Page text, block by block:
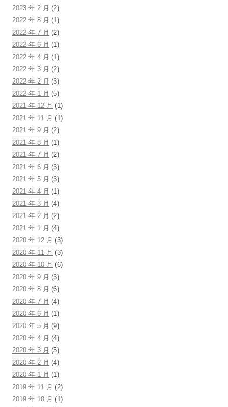
2023 年 2 月 (2)
2022 年 8 月 (1)
2022 年 7 月 (2)
2022 年 6 月 (1)
2022 年 4 月 (1)
2022 年 3 月 (2)
2022 年 2 月 (3)
2022 年 1 月 (5)
2021 年 12 月 (1)
2021 年 11 月 (1)
2021 年 9 月 (2)
2021 年 8 月 (1)
2021 年 7 月 (2)
2021 年 6 月 (3)
2021 年 5 月 (3)
2021 年 4 月 (1)
2021 年 3 月 (4)
2021 年 2 月 (2)
2021 年 1 月 (4)
2020 年 12 月 (3)
2020 年 11 月 (3)
2020 年 10 月 (6)
2020 年 9 月 (3)
2020 年 8 月 (6)
2020 年 7 月 (4)
2020 年 6 月 (1)
2020 年 5 月 (9)
2020 年 4 月 (4)
2020 年 3 月 (5)
2020 年 2 月 (4)
2020 年 1 月 (1)
2019 年 11 月 (2)
2019 年 10 月 (1)